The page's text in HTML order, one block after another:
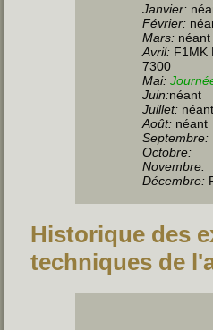
Janvier:
Février:
Mars: néant
Avril: F1MK
7300
Mai:
Juin:néant
Juillet: néant
Août: néant
Septembre:
Octobre:
Novembre:
Décembre:
Historique des
techniques de